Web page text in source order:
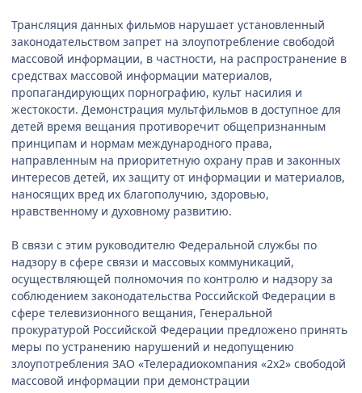
Трансляция данных фильмов нарушает установленный
законодательством запрет на злоупотребление свободой
массовой информации, в частности, на распространение в
средствах массовой информации материалов,
пропагандирующих порнографию, культ насилия и
жестокости. Демонстрация мультфильмов в доступное для
детей время вещания противоречит общепризнанным
принципам и нормам международного права,
направленным на приоритетную охрану прав и законных
интересов детей, их защиту от информации и материалов,
наносящих вред их благополучию, здоровью,
нравственному и духовному развитию.
В связи с этим руководителю Федеральной службы по
надзору в сфере связи и массовых коммуникаций,
осуществляющей полномочия по контролю и надзору за
соблюдением законодательства Российской Федерации в
сфере телевизионного вещания, Генеральной
прокуратурой Российской Федерации предложено принять
меры по устранению нарушений и недопущению
злоупотребления ЗАО «Телерадиокомпания «2х2» свободой
массовой информации при демонстрации